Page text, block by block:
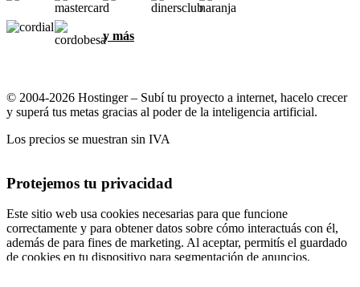
y más
© 2004-2026 Hostinger – Subí tu proyecto a internet, hacelo crecer
y superá tus metas gracias al poder de la inteligencia artificial.
Los precios se muestran sin IVA
Protejemos tu privacidad
Este sitio web usa cookies necesarias para que funcione
correctamente y para obtener datos sobre cómo interactuás con él,
además de para fines de marketing. Al aceptar, permitís el guardado
de cookies en tu dispositivo para segmentación de anuncios,